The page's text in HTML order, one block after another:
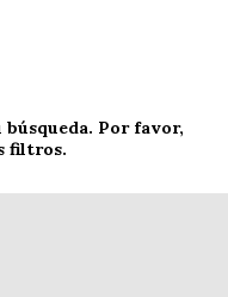
Por favor,
filtros.